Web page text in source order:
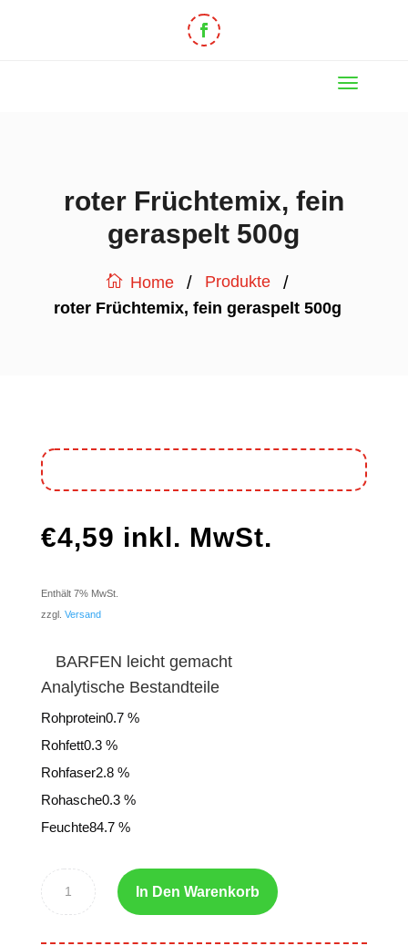
roter Früchtemix, fein
geraspelt 500g
Home / Produkte /
roter Früchtemix, fein geraspelt 500g
€4,59 inkl. MwSt.
Enthält 7% MwSt.
zzgl. Versand
BARFEN leicht gemacht
Analytische Bestandteile
Rohprotein0.7 %
Rohfett0.3 %
Rohfaser2.8 %
Rohasche0.3 %
Feuchte84.7 %
In Den Warenkorb